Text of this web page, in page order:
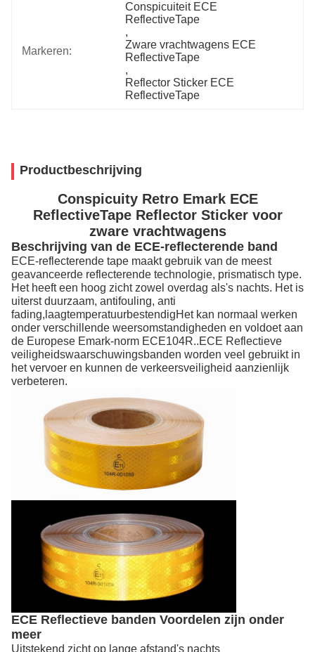
Markeren:
Conspicuiteit ECE
ReflectiveTape
,
Zware vrachtwagens ECE
ReflectiveTape
,
Reflector Sticker ECE
ReflectiveTape
Productbeschrijving
Conspicuity Retro Emark ECE
ReflectiveTape Reflector Sticker voor
zware vrachtwagens
Beschrijving van de ECE-reflecterende band
ECE-reflecterende tape maakt gebruik van de meest
geavanceerde reflecterende technologie, prismatisch type.
Het heeft een hoog zicht zowel overdag als's nachts. Het is
uiterst duurzaam, antifouling, anti
fading,laagtemperatuurbestendigHet kan normaal werken
onder verschillende weersomstandigheden en voldoet aan
de Europese Emark-norm ECE104R..ECE Reflectieve
veiligheidswaarschuwingsbanden worden veel gebruikt in
het vervoer en kunnen de verkeersveiligheid aanzienlijk
verbeteren.
ECE Reflectieve banden Voordelen zijn onder
meer
Uitstekend zicht op lange afstand's nachts